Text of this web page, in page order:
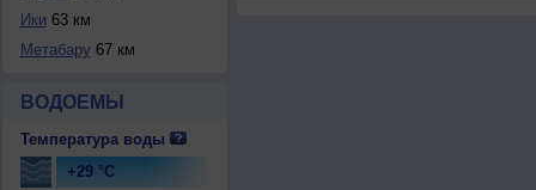
Ики 63 км
Метабару 67 км
ВОДОЕМЫ
Температура воды
+29 °C